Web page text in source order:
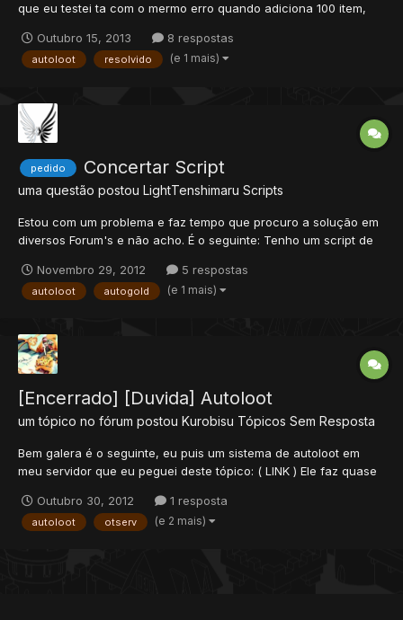
que eu testei ta com o mermo erro quando adiciona 100 item,
adiciona mais, e tem hora que ele falha, decha escapa uma,
duas stone, treis stone, da esse erro tamem: [15/10/20...
Outubro 15, 2013 8 respostas
autoloot resolvido (e 1 mais)
pedido Concertar Script
uma questão postou LightTenshimaru Scripts
Estou com um problema e faz tempo que procuro a solução em
diversos Forum's e não acho. É o seguinte: Tenho um script de
monstros "sem corpse" como Slime e derivados ou Rift Worm
ele trava meu servidor e fica aparecendo mensagens constan...
Novembro 29, 2012 5 respostas
autoloot autogold (e 1 mais)
[Encerrado] [Duvida] Autoloot
um tópico no fórum postou Kurobisu Tópicos Sem Resposta
Bem galera é o seguinte, eu puis um sistema de autoloot em
meu servidor que eu peguei deste tópico: ( LINK ) Ele faz quase
exemplo: 100 Remains of Magikarp , ele para de juntar mais em
vez dele fazer outra pilha e continuar a juntar...
Outubro 30, 2012 1 resposta
autoloot otserv (e 2 mais)